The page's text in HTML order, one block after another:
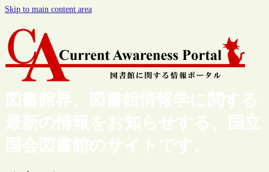
Skip to main content area
図書館界、図書館情報学に関する
最新の情報をお知らせする、国立
国会図書館のサイトです。